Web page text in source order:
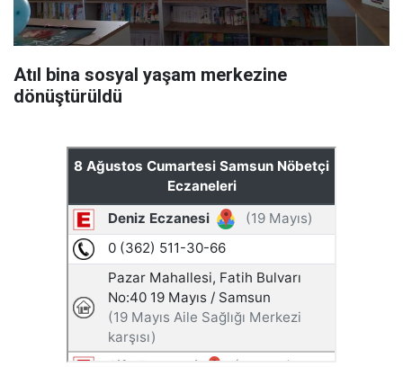
Atıl bina sosyal yaşam merkezine
dönüştürüldü